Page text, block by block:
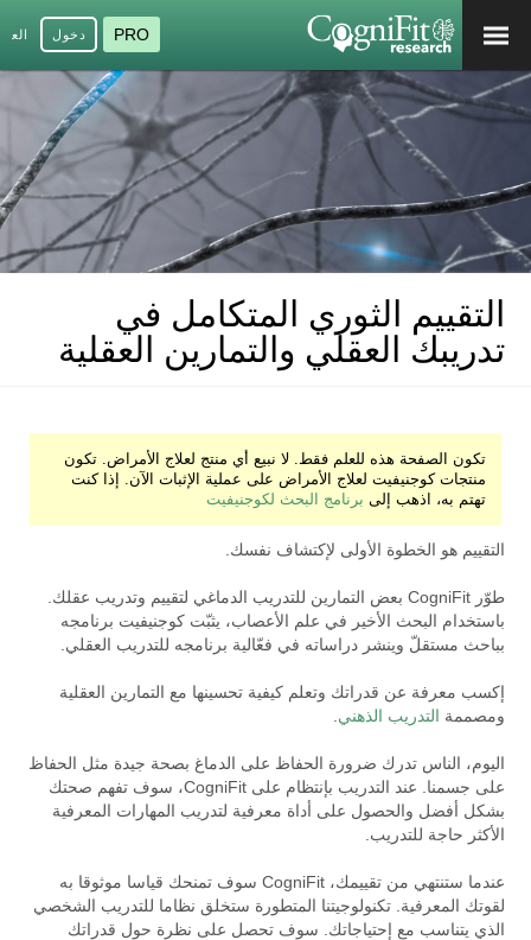
PRO دخول
التقييم الثوري المتكامل في
تدريبك العقلي والتمارين العقلية
تكون الصفحة هذه للعلم فقط. لا نبيع أي منتج لعلاج الأمراض. تكون
منتجات كوجنيفيت لعلاج الأمراض على عملية الإثبات الآن. إذا كنت
تهتم به، اذهب إلى برنامج البحث لكوجنيفيت
التقييم هو الخطوة الأولى لإكتشاف نفسك.
طوّر CogniFit بعض التمارين للتدريب الدماغي لتقييم وتدريب عقلك.
باستخدام البحث الأخير في علم الأعصاب، يثبّت كوجنيفيت برنامجه
بباحث مستقلّ وينشر دراساته في فعّالية برنامجه للتدريب العقلي.
إكسب معرفة عن قدراتك وتعلم كيفية تحسينها مع التمارين العقلية
ومصممة التدريب الذهني
اليوم، الناس تدرك ضرورة الحفاظ على الدماغ بصحة جيدة مثل الحفاظ
على جسمنا. عند التدريب بإنتظام على CogniFit، سوف تفهم صحتك
بشكل أفضل والحصول على أداة معرفية لتدريب المهارات المعرفية
الأكثر حاجة للتدريب.
عندما ستنتهي من تقييمك، CogniFit سوف تمنحك قياسا موثوقا به
لقوتك المعرفية. تكنولوجيتنا المتطورة ستخلق نظاما للتدريب الشخصي
الذي يتناسب مع إحتياجاتك. سوف تحصل على نظرة حول قدراتك